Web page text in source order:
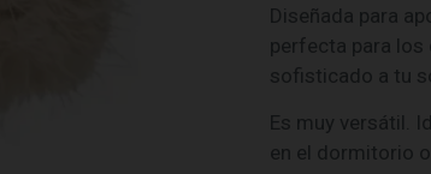
Diseñada para
perfecta para los
sofisticado a tu
Es muy versátil.
en el dormitorio